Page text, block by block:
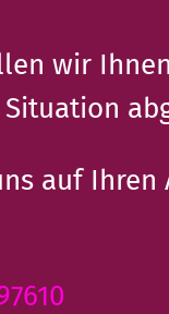
wir
auf Ihren